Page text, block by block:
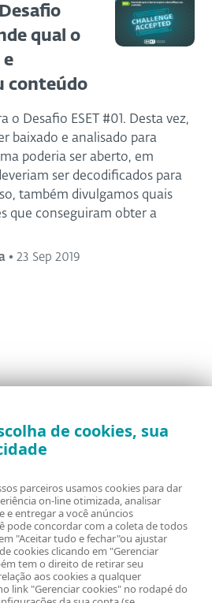
qual o
e
conteúdo
o Desafio ESET #01. Desta vez,
baixado e analisado para
poderia ser aberto, em
ser decodificados para
também divulgamos quais
que conseguiram obter a
• 23 Sep 2019
da comunidade de
RSS Feed
Endereço
Política de Cookies
de cookies, sua
parceiros usamos cookies para dar
on-line otimizada, analisar
e entregar a você anúncios
pode concordar com a coleta de todos
"Aceitar tudo e fechar"ou ajustar
cookies clicando em "Gerenciar
tem o direito de retirar seu
aos cookies a qualquer
link "Gerenciar cookies" no rodapé do